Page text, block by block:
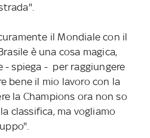
il Mondiale con il
è una cosa magica,
- spiega - per raggiungere
bene il mio lavoro con la
la Champions ora non so
classifica, ma vogliamo